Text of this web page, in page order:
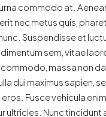
commodo at.
nec metus quis,
Suspendisse et
sem, vitae
massa non
dui maximus sapien,
Fusce vehicula
ultricies. Nunc tincidunt